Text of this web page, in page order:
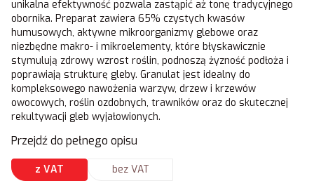
unikalna efektywność pozwala zastąpić aż tonę tradycyjnego
obornika. Preparat zawiera 65% czystych kwasów
humusowych, aktywne mikroorganizmy glebowe oraz
niezbędne makro- i mikroelementy, które błyskawicznie
stymulują zdrowy wzrost roślin, podnoszą żyzność podłoża i
poprawiają strukturę gleby. Granulat jest idealny do
kompleksowego nawożenia warzyw, drzew i krzewów
owocowych, roślin ozdobnych, trawników oraz do skutecznej
rekultywacji gleb wyjałowionych.
Przejdź do pełnego opisu
z VAT bez VAT